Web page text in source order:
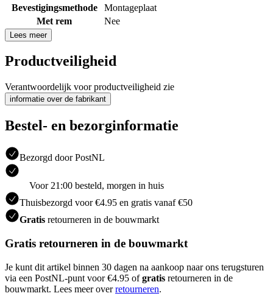
Bevestigingsmethode
Montageplaat
Met rem
Nee
Lees meer
Productveiligheid
Verantwoordelijk voor productveiligheid zie
informatie over de fabrikant
Bestel- en bezorginformatie
Bezorgd door PostNL
Voor 21:00 besteld, morgen in huis
Thuisbezorgd voor €4.95 en gratis vanaf €50
Gratis retourneren in de bouwmarkt
Gratis retourneren in de bouwmarkt
Je kunt dit artikel binnen 30 dagen na aankoop naar ons terugsturen
via een PostNL-punt voor €4.95 ofgratis retourneren in de
bouwmarkt. Lees meer overretourneren.